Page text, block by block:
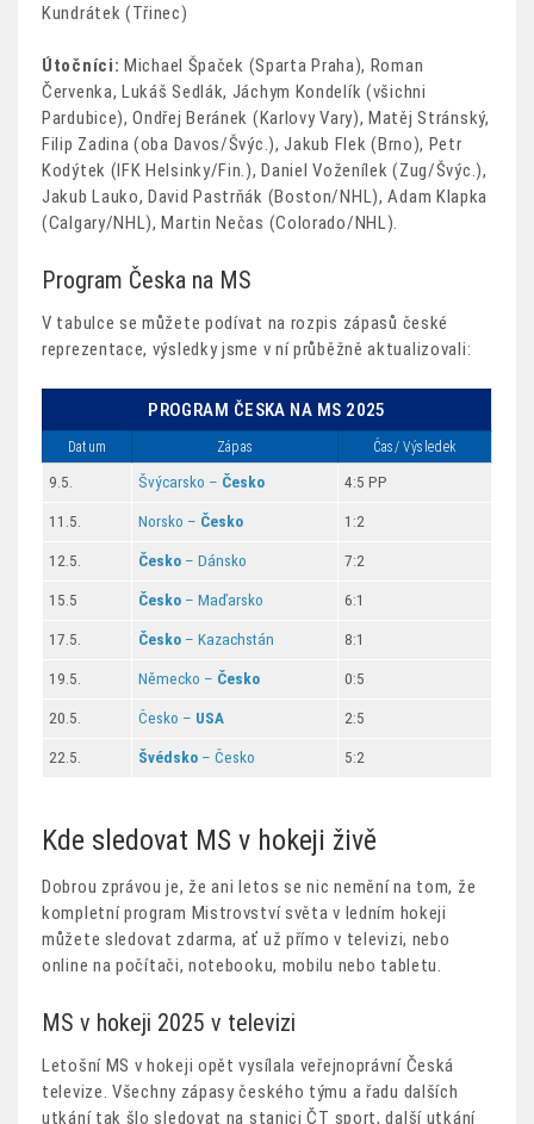
Kundrátek (Třinec)
Útočníci: Michael Špaček (Sparta Praha), Roman
Červenka, Lukáš Sedlák, Jáchym Kondelík (všichni
Pardubice), Ondřej Beránek (Karlovy Vary), Matěj Stránský,
Filip Zadina (oba Davos/Švýc.), Jakub Flek (Brno), Petr
Kodýtek (IFK Helsinky/Fin.), Daniel Voženílek (Zug/Švýc.),
Jakub Lauko, David Pastrňák (Boston/NHL), Adam Klapka
(Calgary/NHL), Martin Nečas (Colorado/NHL).
Program Česka na MS
V tabulce se můžete podívat na rozpis zápasů české
reprezentace, výsledky jsme v ní průběžně aktualizovali:
PROGRAM ČESKA NA MS 2025
Datum Zápas Čas/ Výsledek
9.5. Švýcarsko – Česko 4:5 PP
11.5. Norsko – Česko 1:2
12.5. Česko – Dánsko 7:2
15.5 Česko – Maďarsko 6:1
17.5. Česko – Kazachstán 8:1
19.5. Německo – Česko 0:5
20.5. Česko – USA 2:5
22.5. Švédsko – Česko 5:2
Kde sledovat MS v hokeji živě
Dobrou zprávou je, že ani letos se nic nemění na tom, že
kompletní program Mistrovství světa v ledním hokeji
můžete sledovat zdarma, ať už přímo v televizi, nebo
online na počítači, notebooku, mobilu nebo tabletu.
MS v hokeji 2025 v televizi
Letošní MS v hokeji opět vysílala veřejnoprávní Česká
televize. Všechny zápasy českého týmu a řadu dalších
utkání tak šlo sledovat na stanici ČT sport, další utkání